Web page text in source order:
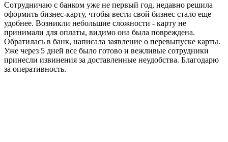
Сотрудничаю с банком уже не первый год, недавно решила
оформить бизнес-карту, чтобы вести свой бизнес стало еще
удобнее. Возникли небольшие сложности - карту не
принимали для оплаты, видимо она была повреждена.
Обратилась в банк, написала заявление о перевыпуске карты.
Уже через 5 дней все было готово и вежливые сотрудники
принесли извинения за доставленные неудобства. Благодарю
за оперативность.